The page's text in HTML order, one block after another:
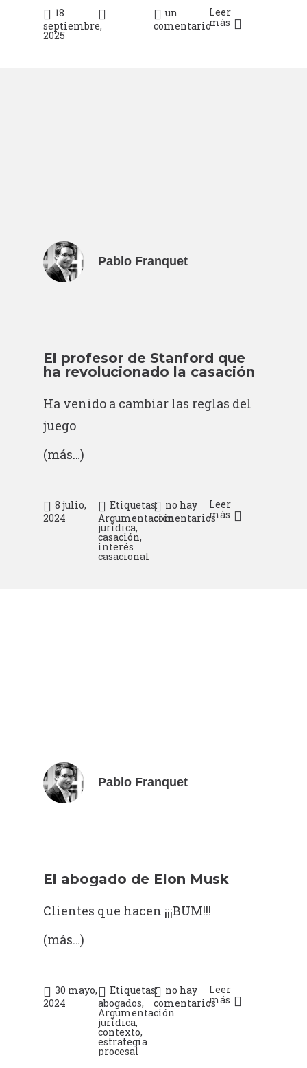
18
septiembre,
2025
un
comentario
Leer
más
Pablo Franquet
El profesor de Stanford que
ha revolucionado la casación
Ha venido a cambiar las reglas del
juego
(más…)
8 julio,
2024
Etiquetas:
Argumentación
jurídica,
casación,
interés
casacional
no hay
comentarios
Leer
más
Pablo Franquet
El abogado de Elon Musk
Clientes que hacen ¡¡¡BUM!!!
(más…)
30 mayo,
2024
Etiquetas:
abogados,
Argumentación
jurídica,
contexto,
estrategia
procesal
no hay
comentarios
Leer
más